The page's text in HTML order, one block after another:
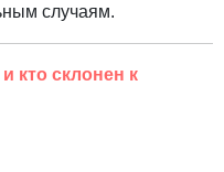
случаям.
кто склонен к